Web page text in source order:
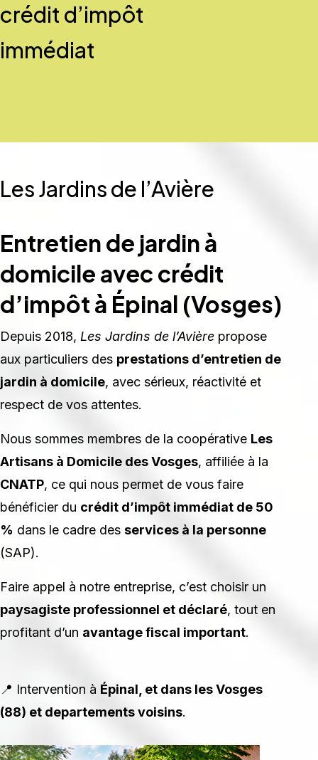
crédit d’impôt
immédiat
Les Jardins de l’Avière
Entretien de jardin à
domicile avec crédit
d’impôt à Épinal (Vosges)
Depuis 2018, Les Jardins de l’Avière propose
aux particuliers des prestations d’entretien de
jardin à domicile, avec sérieux, réactivité et
respect de vos attentes.
Nous sommes membres de la coopérative Les
Artisans à Domicile des Vosges, affiliée à la
CNATP, ce qui nous permet de vous faire
bénéficier du crédit d’impôt immédiat de 50
% dans le cadre des services à la personne
(SAP).
Faire appel à notre entreprise, c’est choisir un
paysagiste professionnel et déclaré, tout en
profitant d’un avantage fiscal important.
📍 Intervention à Épinal, et dans les Vosges
(88) et departements voisins.